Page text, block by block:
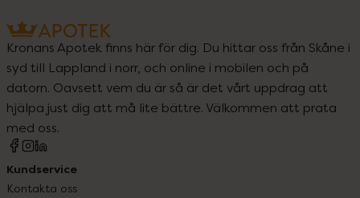
Kronans Apotek finns här för dig. Du hittar oss från Skåne i
syd till Lappland i norr, och online i mobilen och på
datorn. Oavsett vem du är så är det vårt uppdrag att
hjälpa just dig att må lite bättre. Välkommen att prata
med oss.
Kundservice
Kontakta oss